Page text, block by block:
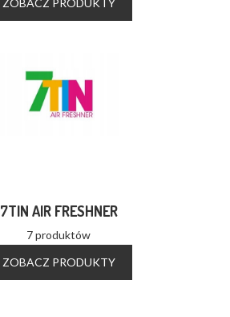
ZOBACZ PRODUKTY
7TIN AIR FRESHNER
7 produktów
ZOBACZ PRODUKTY